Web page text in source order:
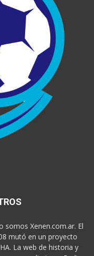
somos Xenen.com.ar. El
mutó en un proyecto
La web de historia y